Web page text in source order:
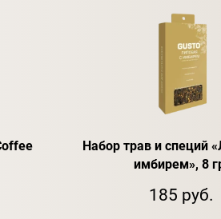
Набор трав и специй
имбирем», 8
185 руб.